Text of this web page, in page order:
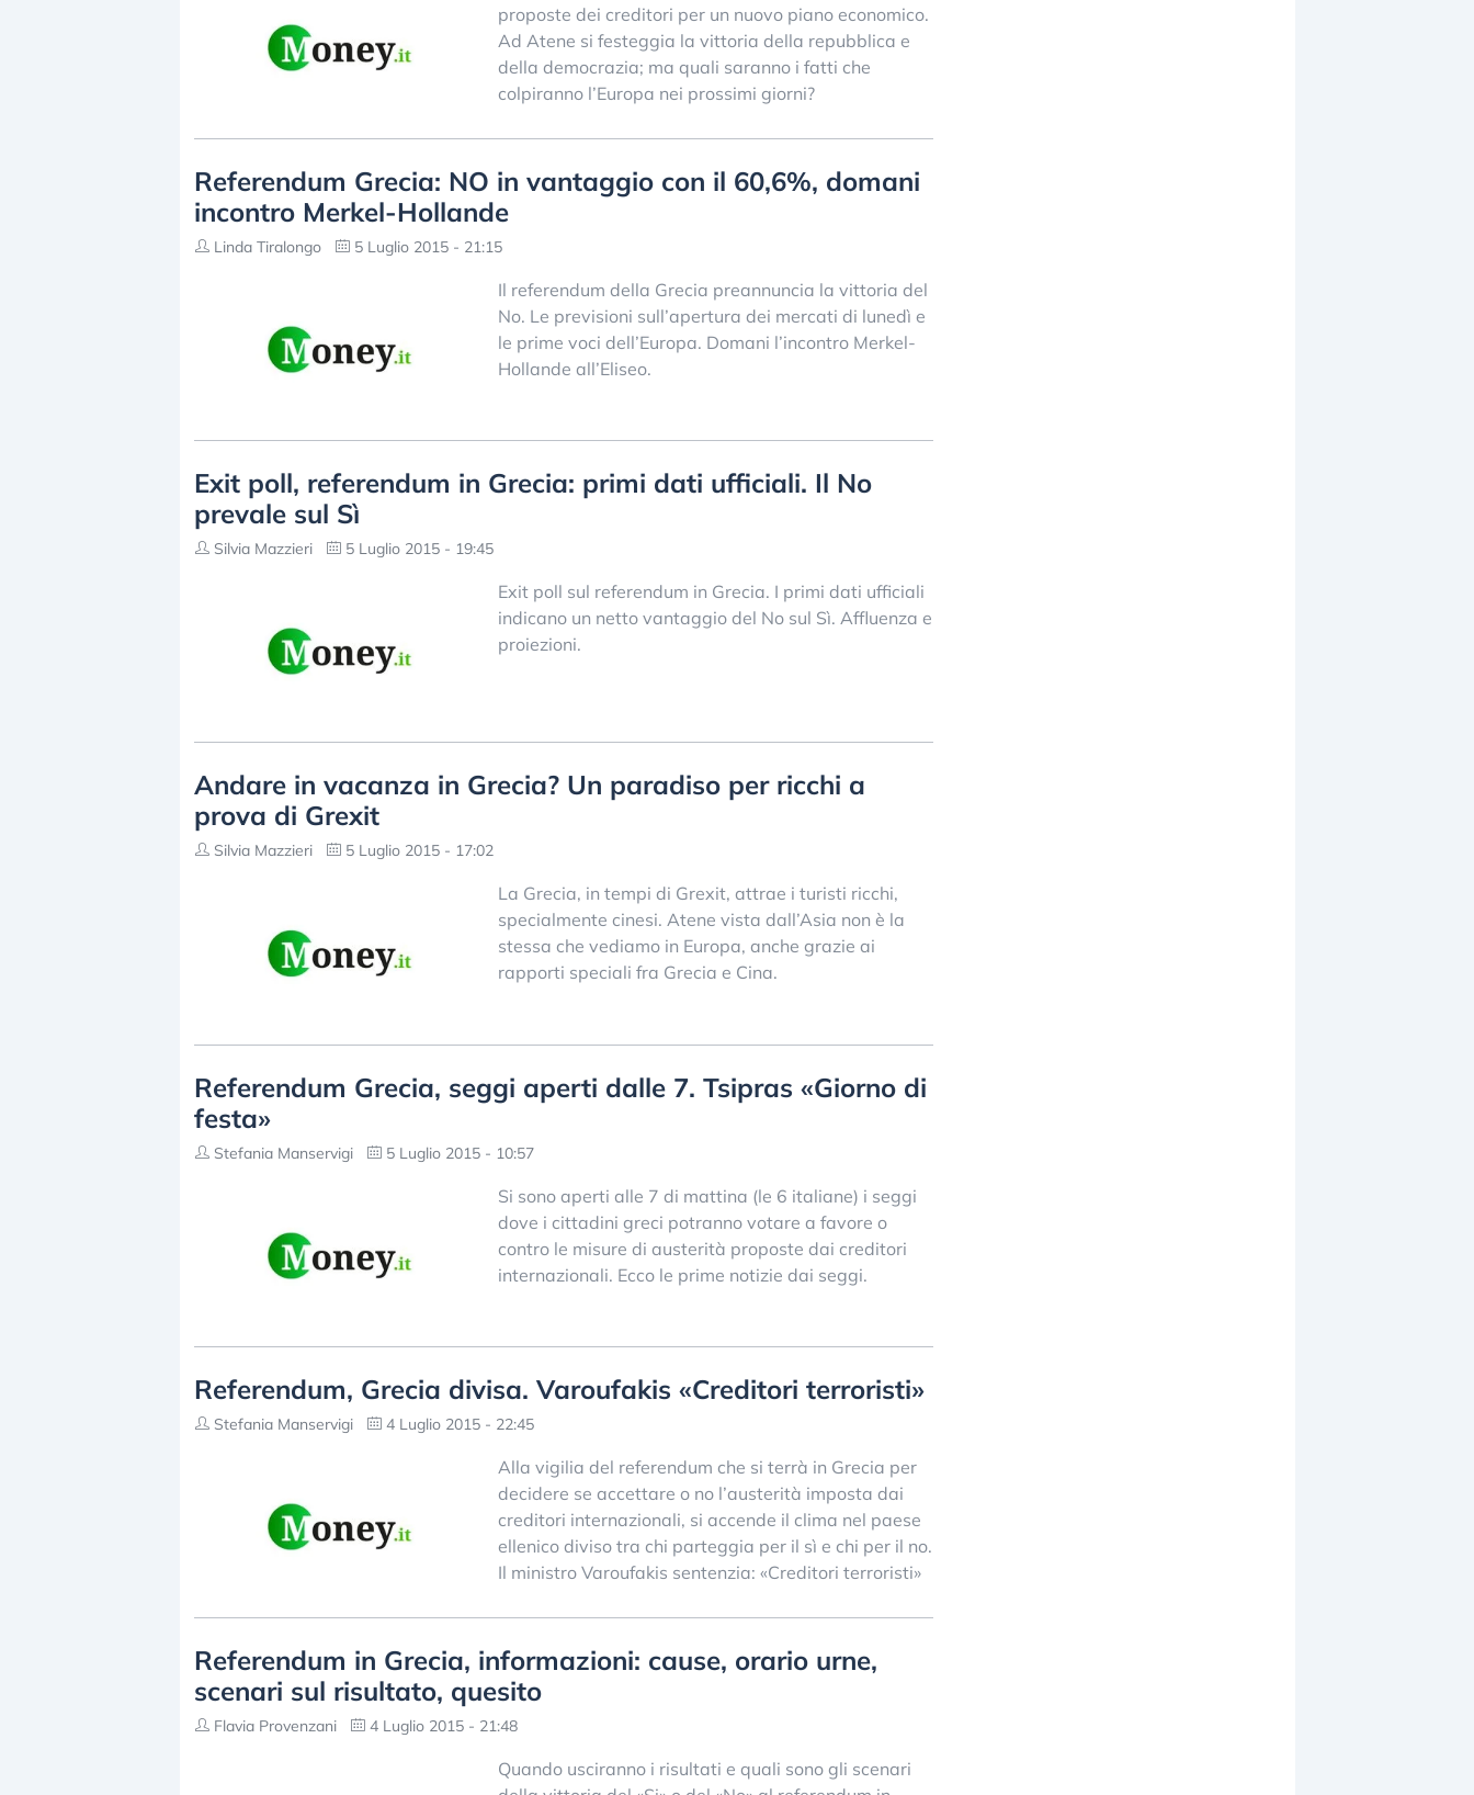
proposte dei creditori per un nuovo piano economico.
Ad Atene si festeggia la vittoria della repubblica e
della democrazia; ma quali saranno i fatti che
colpiranno l’Europa nei prossimi giorni?
Referendum Grecia: NO in vantaggio con il 60,6%, domani
incontro Merkel-Hollande
Linda Tiralongo 5 Luglio 2015 - 21:15
Il referendum della Grecia preannuncia la vittoria del
No. Le previsioni sull’apertura dei mercati di lunedì e
le prime voci dell’Europa. Domani l’incontro Merkel-
Hollande all’Eliseo.
Exit poll, referendum in Grecia: primi dati ufficiali. Il No
prevale sul Sì
Silvia Mazzieri 5 Luglio 2015 - 19:45
Exit poll sul referendum in Grecia. I primi dati ufficiali
indicano un netto vantaggio del No sul Sì. Affluenza e
proiezioni.
Andare in vacanza in Grecia? Un paradiso per ricchi a
prova di Grexit
Silvia Mazzieri 5 Luglio 2015 - 17:02
La Grecia, in tempi di Grexit, attrae i turisti ricchi,
specialmente cinesi. Atene vista dall’Asia non è la
stessa che vediamo in Europa, anche grazie ai
rapporti speciali fra Grecia e Cina.
Referendum Grecia, seggi aperti dalle 7. Tsipras «Giorno di
festa»
Stefania Manservigi 5 Luglio 2015 - 10:57
Si sono aperti alle 7 di mattina (le 6 italiane) i seggi
dove i cittadini greci potranno votare a favore o
contro le misure di austerità proposte dai creditori
internazionali. Ecco le prime notizie dai seggi.
Referendum, Grecia divisa. Varoufakis «Creditori terroristi»
Stefania Manservigi 4 Luglio 2015 - 22:45
Alla vigilia del referendum che si terrà in Grecia per
decidere se accettare o no l’austerità imposta dai
creditori internazionali, si accende il clima nel paese
ellenico diviso tra chi parteggia per il sì e chi per il no.
Il ministro Varoufakis sentenzia: «Creditori terroristi»
Referendum in Grecia, informazioni: cause, orario urne,
scenari sul risultato, quesito
Flavia Provenzani 4 Luglio 2015 - 21:48
Quando usciranno i risultati e quali sono gli scenari